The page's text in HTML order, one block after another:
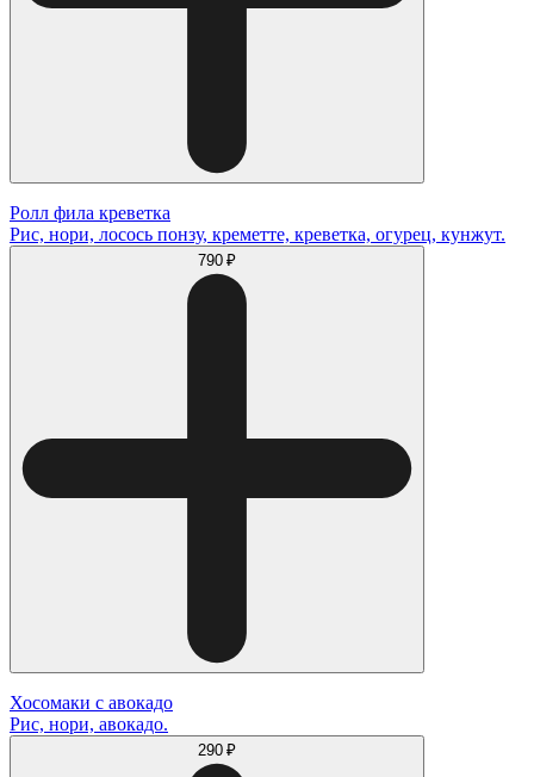
Ролл фила креветка
Рис, нори, лосось понзу, креметте, креветка, огурец, кунжут.
790 ₽
Хосомаки с авокадо
Рис, нори, авокадо.
290 ₽